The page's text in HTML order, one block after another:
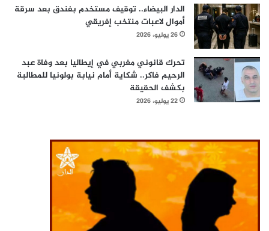
الدار البيضاء.. توقيف مستخدم بفندق بعد سرقة
أموال لاعبات منتخب إفريقي
26 يوليو، 2026
تحرك قانوني مغربي في إيطاليا بعد وفاة عبد
الرحيم فاكر.. شكاية أمام نيابة بولونيا للمطالبة
بكشف الحقيقة
22 يوليو، 2026